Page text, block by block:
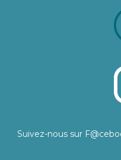
Suivez-nous sur